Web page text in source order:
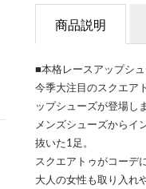
商品説明
■本格レースアップシ
今季大注目のスクエア
ップシューズが登場し
メンズシューズからイ
抜いた1足。
スクエアトゥがコーデ
大人の女性も取り入れ